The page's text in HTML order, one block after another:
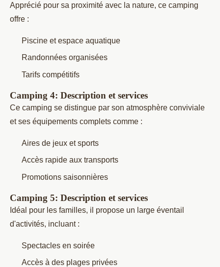
Apprécié pour sa proximité avec la nature, ce camping
offre :
Piscine et espace aquatique
Randonnées organisées
Tarifs compétitifs
Camping 4: Description et services
Ce camping se distingue par son atmosphère conviviale
et ses équipements complets comme :
Aires de jeux et sports
Accès rapide aux transports
Promotions saisonnières
Camping 5: Description et services
Idéal pour les familles, il propose un large éventail
d'activités, incluant :
Spectacles en soirée
Accès à des plages privées